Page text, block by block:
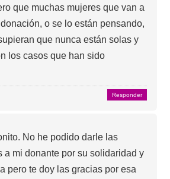
que muchas mujeres que van a
o se lo están pensando,
que nunca están solas y
los casos que han sido
Responder
No he podido darle las
a mi donante por su solidaridad y
pero te doy las gracias por esa